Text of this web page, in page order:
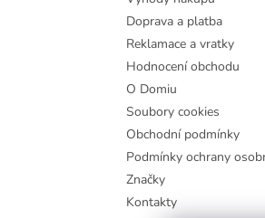
Doprava a platba
Reklamace a vratky
Hodnocení obchodu
O Domiu
Soubory cookies
Obchodní podmínky
Podmínky ochrany
Značky
Kontakty